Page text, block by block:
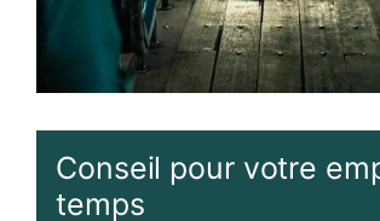
Conseil pour votre
temps